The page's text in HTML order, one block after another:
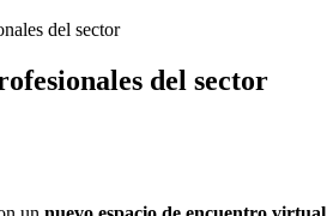
del sector
del sector